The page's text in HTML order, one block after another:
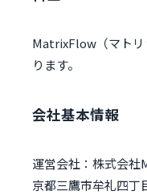
MatrixFlow（マトリ
ります。
会社基本情報
運営会社：株式会
京都三鷹市牟礼四丁